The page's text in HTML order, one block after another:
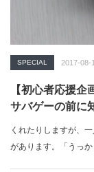
SPECIAL 2017-08-
【初心者応援
サバゲーの前に
くれたりしますが、
があります。「うっ